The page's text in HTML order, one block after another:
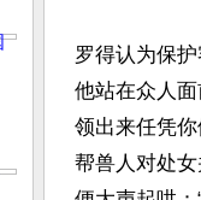
罗得认为保
他站在众人
领出来任凭
帮兽人对处